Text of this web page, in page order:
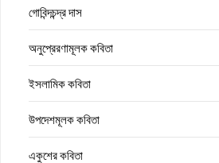
গোবিন্দচন্দ্র দাস
অনুপ্রেরণামূলক কবিতা
ইসলামিক কবিতা
উপদেশমূলক কবিতা
একুশের কবিতা